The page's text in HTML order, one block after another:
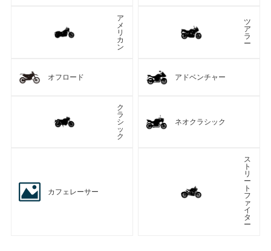
ア
メ
リ
カ
ン
ツ
ア
ラ
ー
オフロード アドベンチャー
ク
ラ
シ
ッ
ク
ネオクラシック
カフェレーサー
ス
ト
リ
ー
ト
フ
ァ
イ
タ
ー